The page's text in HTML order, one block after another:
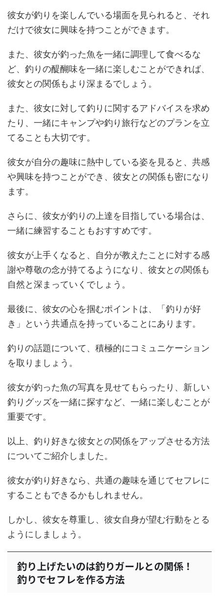
彼女が釣りを楽しんでいる場面を見られると、それ
だけで彼女に興味を持つことができます。
また、彼女が釣った魚を一緒に調理して食べるな
ど、釣りの醍醐味を一緒に楽しむことができれば、
彼女との関係もより深まるでしょう。
また、彼女に対して釣りに関するアドバイスを求め
たり、一緒にキャンプや釣り旅行などのプランを立
てることも大切です。
彼女が自分の趣味に熱中している姿を見ると、共感
や興味を持つことができ、彼女との関係も密になり
ます。
さらに、彼女が釣りの上達を目指している場合は、
一緒に練習することもおすすめです。
彼女が上手くなると、自分が教えたことに対する感
謝や尊敬の念が持てるようになり、彼女との関係も
自然と深まっていくでしょう。
最後に、彼女の心を掴むポイントは、「釣りが好
き」という共通点を持っていることにあります。
釣りの話題について、積極的にコミュニケーション
を取りましょう。
彼女が釣った魚の写真を見せてもらったり、新しい
釣りグッズを一緒に探すなど、一緒に楽しむことが
重要です。
以上、釣り好きな彼女との関係をアップさせる方法
についてご紹介しました。
彼女が釣り好きなら、共通の趣味を通じてセフレに
することもできるかもしれません。
しかし、彼女を尊重し、彼女自身が望む行動をとる
ようにしましょう。
釣り上げたいのは釣りガールとの関係！
釣りでセフレを作る方法